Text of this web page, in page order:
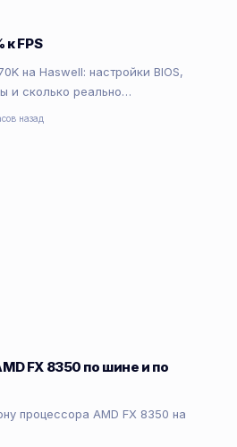
к FPS
на Haswell: настройки BIOS,
и сколько реально…
назад
FX 8350 по шине и по
процессора AMD FX 8350 на